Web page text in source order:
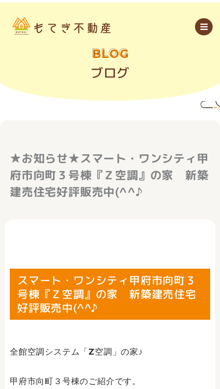
内
BLOG
ブログ
★お知らせ★スマート・ワンシティ甲
府市向町３号棟『Ｚ空調』の家 新築
建売住宅好評販売中(^^♪
スマート・ワンシティ甲府市向町３
号棟『Ｚ空調』の家 新築建売住宅
好評販売中(^^♪
全館空調システム「Z空調」の家♪
甲府市向町３号棟のご紹介です。